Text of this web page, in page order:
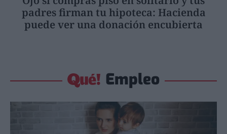
padres firman tu hipoteca: Hacienda
puede ver una donación encubierta
Empleo